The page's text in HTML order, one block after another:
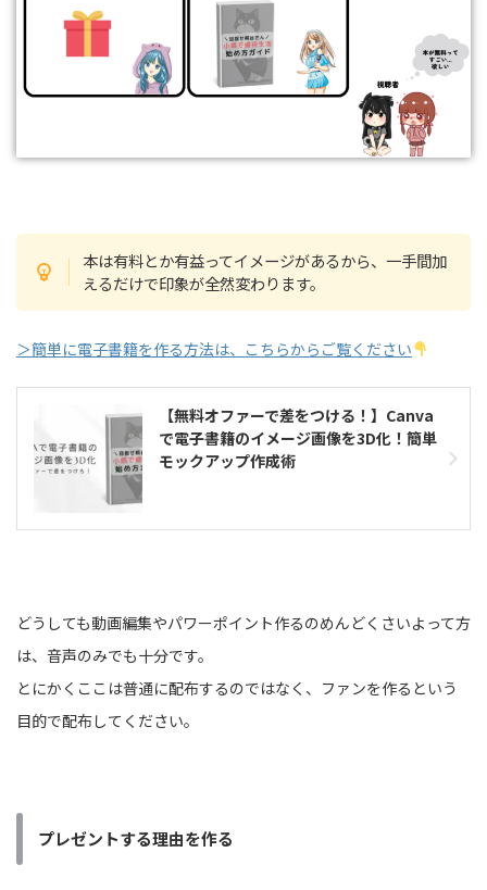
本は有料とか有益ってイメージがあるから、一手間加
えるだけで印象が全然変わります。
＞簡単に電子書籍を作る方法は、こちらからご覧ください
【無料オファーで差をつける！】Canva
で電子書籍のイメージ画像を3D化！簡単
モックアップ作成術
どうしても動画編集やパワーポイント作るのめんどくさいよって方
は、音声のみでも十分です。
とにかくここは普通に配布するのではなく、ファンを作るという
目的で配布してください。
プレゼントする理由を作る